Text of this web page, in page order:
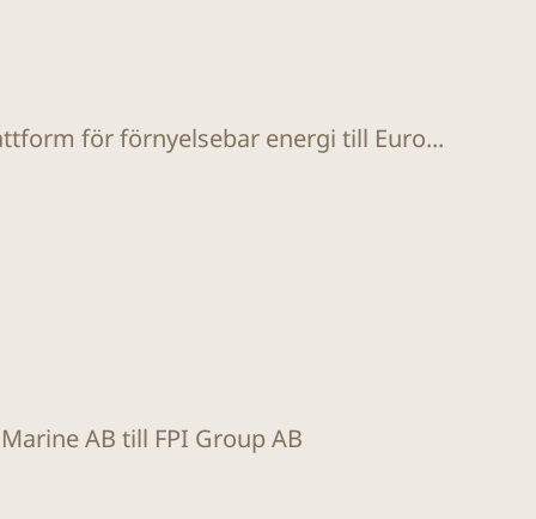
för förnyelsebar energi till Euro...
AB till FPI Group AB